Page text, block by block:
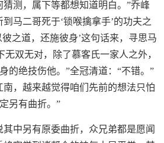
测，属下等都想知道明白。”乔峰
马二哥死于‘锁喉擒拿手’的功夫之
之道，还施彼身’这句话来，寻思马
无双无对，除了慕客氏一家人之外，
的绝技伤他。”全冠清道：“不错。”
南，越来越觉得咱们先前的想法只怕
另有曲折。”
其中另有原委曲折，众兄弟都是愿闻